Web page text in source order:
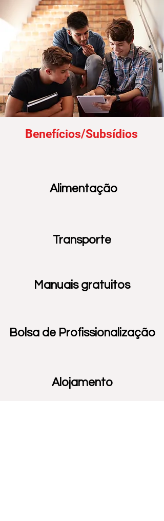
Benefícios/Subsídios
Alimentação
Transporte
Manuais gratuitos
Bolsa de Profissionalização
Alojamento